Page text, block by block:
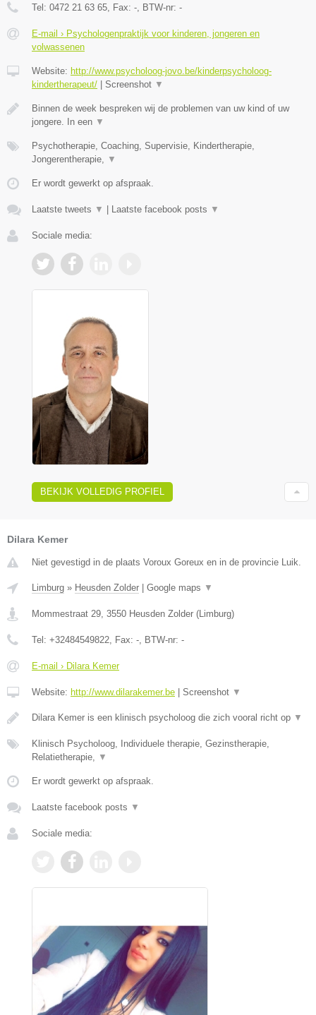
Tel: 0472 21 63 65, Fax: -, BTW-nr: -
E-mail › Psychologenpraktijk voor kinderen, jongeren en
volwassenen
Website: http://www.psycholoog-jovo.be/kinderpsycholoog-
kindertherapeut/
Screenshot ▼
Binnen de week bespreken wij de problemen van uw kind of uw
jongere. In een ▼
Psychotherapie, Coaching, Supervisie, Kindertherapie,
Jongerentherapie, ▼
Er wordt gewerkt op afspraak.
Laatste tweets ▼ Laatste facebook posts ▼
Sociale media:
BEKIJK VOLLEDIG PROFIEL
Dilara Kemer
Niet gevestigd in de plaats Voroux Goreux en in de provincie Luik.
Limburg » Heusden Zolder Google maps ▼
Mommestraat 29, 3550 Heusden Zolder (Limburg)
Tel: +32484549822, Fax: -, BTW-nr: -
E-mail › Dilara Kemer
Website: http://www.dilarakemer.be Screenshot ▼
Dilara Kemer is een klinisch psycholoog die zich vooral richt op ▼
Klinisch Psycholoog, Individuele therapie, Gezinstherapie,
Relatietherapie, ▼
Er wordt gewerkt op afspraak.
Laatste facebook posts ▼
Sociale media: